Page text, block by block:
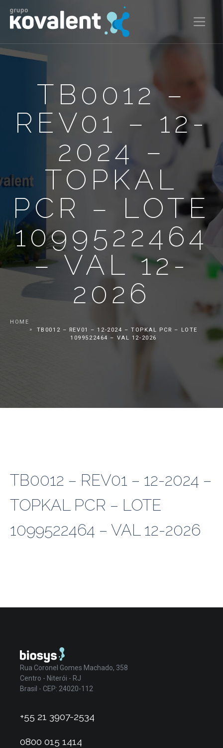
TB0012 –
REV01 – 12-
2024 –
TOPKAL
PCR – LOTE
1099522464
– VAL 12-
2026
HOME
TB0012 – REV01 – 12-2024 – TOPKAL PCR – LOTE
1099522464 – VAL 12-2026
TB0012 – REV01 – 12-2024 –
TOPKAL PCR – LOTE
1099522464 – VAL 12-2026
Rua Coronel Gomes Machado, 358
Centro - Niterói - RJ
Brasil - CEP: 24020-112
+55 21 3907-2534
0800 015 1414